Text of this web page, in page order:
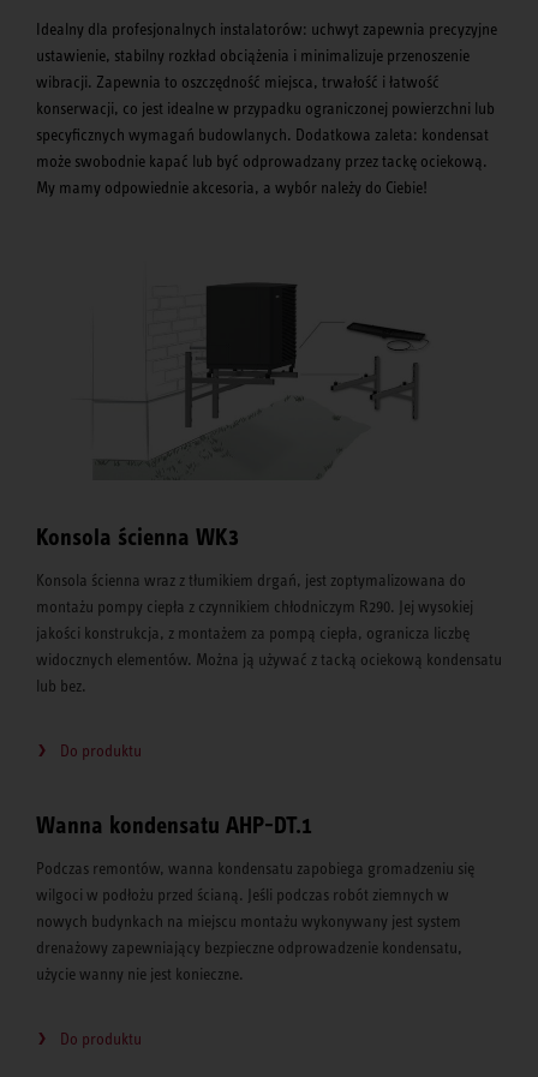
Idealny dla profesjonalnych instalatorów: uchwyt zapewnia precyzyjne
ustawienie, stabilny rozkład obciążenia i minimalizuje przenoszenie
wibracji. Zapewnia to oszczędność miejsca, trwałość i łatwość
konserwacji, co jest idealne w przypadku ograniczonej powierzchni lub
specyficznych wymagań budowlanych. Dodatkowa zaleta: kondensat
może swobodnie kapać lub być odprowadzany przez tackę ociekową.
My mamy odpowiednie akcesoria, a wybór należy do Ciebie!
Konsola ścienna WK3
Konsola ścienna wraz z tłumikiem drgań, jest zoptymalizowana do
montażu pompy ciepła z czynnikiem chłodniczym R290. Jej wysokiej
jakości konstrukcja, z montażem za pompą ciepła, ogranicza liczbę
widocznych elementów. Można ją używać z tacką ociekową kondensatu
lub bez.
Do produktu
Wanna kondensatu AHP-DT.1
Podczas remontów, wanna kondensatu zapobiega gromadzeniu się
wilgoci w podłożu przed ścianą. Jeśli podczas robót ziemnych w
nowych budynkach na miejscu montażu wykonywany jest system
drenażowy zapewniający bezpieczne odprowadzenie kondensatu,
użycie wanny nie jest konieczne.
Do produktu